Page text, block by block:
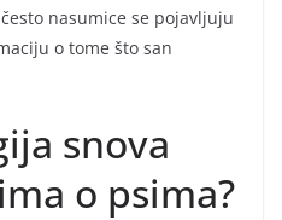
nasumice se pojavljuju
o tome što san
snova
o psima?